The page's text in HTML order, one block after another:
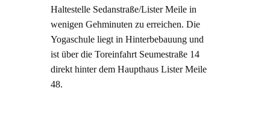
Haltestelle Sedanstraße/Lister Meile in
wenigen Gehminuten zu erreichen. Die
Yogaschule liegt in Hinterbebauung und
ist über die Toreinfahrt Seumestraße 14
direkt hinter dem Haupthaus Lister Meile
48.